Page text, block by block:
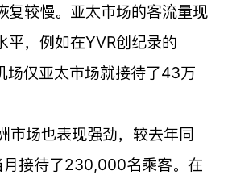
复较慢。亚太市场的客流量现
平，例如在YVR创纪录的
场仅亚太市场就接待了43万
市场也表现强劲，较去年同
月接待了230,000名乘客。在